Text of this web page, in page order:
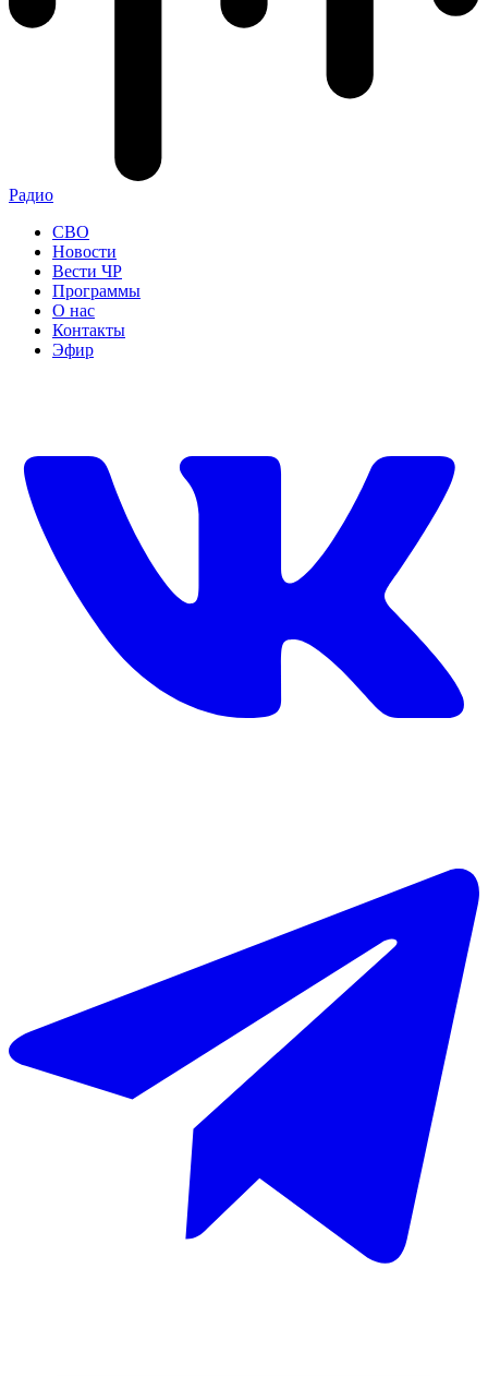
Радио
СВО
Новости
Вести ЧР
Программы
О нас
Контакты
Эфир